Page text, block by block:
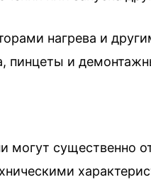
нагрева и
пинцеты и
могут существенно